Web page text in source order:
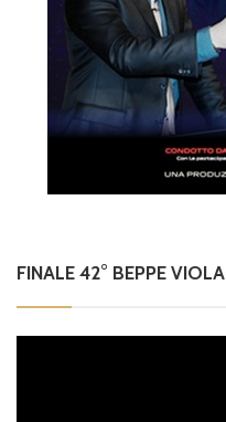
FINALE 42° BEPPE VIOLA